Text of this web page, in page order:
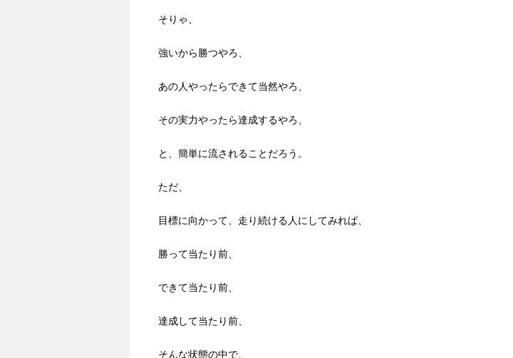
そりゃ、
強いから勝つやろ、
あの人やったらできて当然やろ、
その実力やったら達成するやろ、
と、簡単に流されることだろう。
ただ、
目標に向かって、走り続ける人にしてみれば、
勝って当たり前、
できて当たり前、
達成して当たり前、
そんな状態の中で、